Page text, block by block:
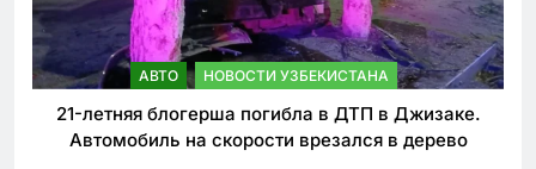
АВТО НОВОСТИ УЗБЕКИСТАНА
21-летняя блогерша погибла в ДТП в Джизаке.
Автомобиль на скорости врезался в дерево